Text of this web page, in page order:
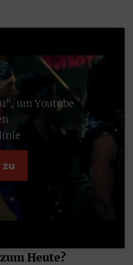
um Youtube
Heute?